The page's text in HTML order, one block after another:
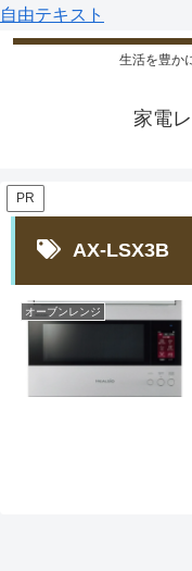
自由テキスト
生活を豊か
家電
PR
AX-LSX3B
オーブンレンジ